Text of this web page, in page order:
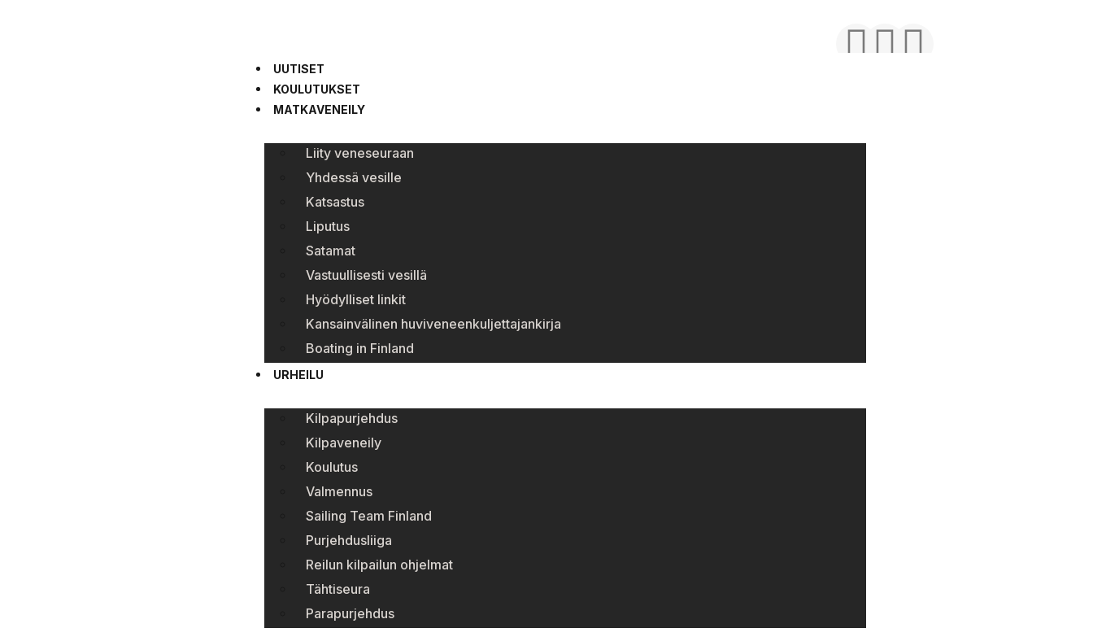
UUTISET
KOULUTUKSET
MATKAVENEILY
Liity veneseuraan
Yhdessä vesille
Katsastus
Liputus
Satamat
Vastuullisesti vesillä
Hyödylliset linkit
Kansainvälinen huviveneenkuljettajankirja
Boating in Finland
URHEILU
Kilpapurjehdus
Kilpaveneily
Koulutus
Valmennus
Sailing Team Finland
Purjehdusliiga
Reilun kilpailun ohjelmat
Tähtiseura
Parapurjehdus